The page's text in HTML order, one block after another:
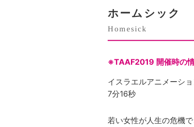
ホームシック
Homesick
※TAAF2019 開催時の情
イスラエルアニメーシ
7分16秒
若い女性が人生の危機